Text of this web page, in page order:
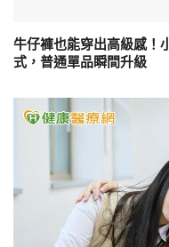
牛仔褲也能穿出高級感！
式，普通單品瞬間升級